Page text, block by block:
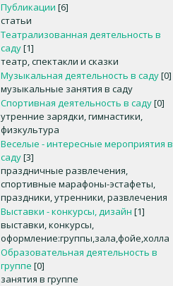
Публикации [6]
статьи
Театрализованная деятельность в
саду[1]
театр, спектакли и сказки
Музыкальная деятельность в саду[0]
музыкальные занятия в саду
Спортивная деятельность в саду[0]
утренние зарядки, гимнастики,
физкультура
Веселые - интересные мероприятия в
саду[3]
праздничные развлечения,
спортивные марафоны-эстафеты,
праздники, утренники, развлечения
Выставки - конкурсы, дизайн [1]
выставки, конкурсы,
оформление:группы,зала,фойе,холла
Образовательная деятельность в
группе [0]
занятия в группе